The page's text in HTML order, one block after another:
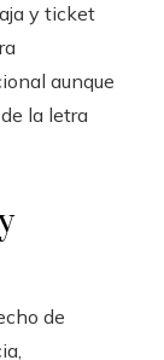
y ticket
aunque
la letra
de